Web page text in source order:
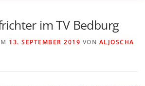
im TV Bedburg
13. SEPTEMBER 2019 VON ALJOSCHA